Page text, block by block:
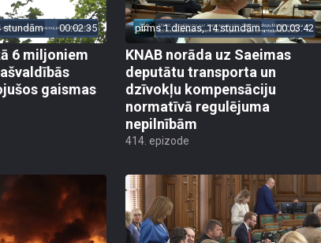
stundām 00:02:35
6 miljoniem
gaismas
pirms 1 dienas, 14 stundām 00:03:42
KNAB norāda uz Saeimas
deputātu transporta un
dzīvokļu kompensāciju
normatīvā regulējuma
nepilnībām
414. epizode